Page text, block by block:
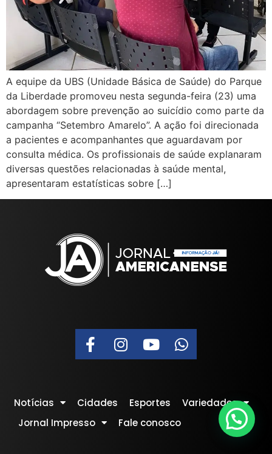
A equipe da UBS (Unidade Básica de Saúde) do Parque
da Liberdade promoveu nesta segunda-feira (23) uma
abordagem sobre prevenção ao suicídio como parte da
campanha “Setembro Amarelo”. A ação foi direcionada
a pacientes e acompanhantes que aguardavam por
consulta médica. Os profissionais de saúde explanaram
diversas questões relacionadas à saúde mental,
apresentaram estatísticas sobre […]
Notícias Cidades Esportes
Variedades
Jornal Impresso
Fale conosco